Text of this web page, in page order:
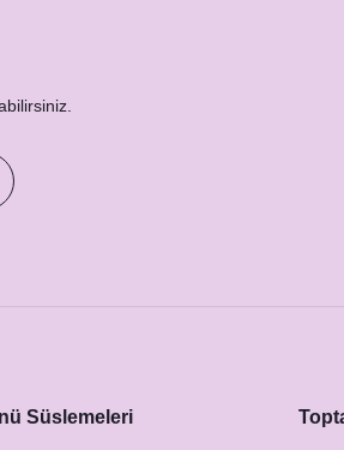
Süslemeleri